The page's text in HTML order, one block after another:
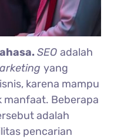
SEOadalah
yang
karena mampu
manfaat. Beberapa
adalah
pencarian